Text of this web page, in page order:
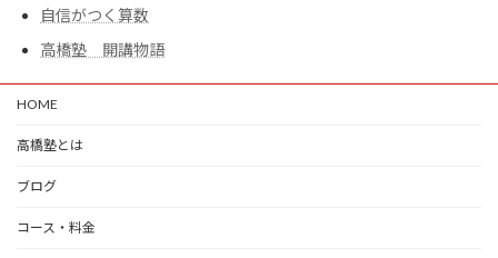
自信がつく算数
高橋塾 開講物語
HOME
高橋塾とは
ブログ
コース・料金